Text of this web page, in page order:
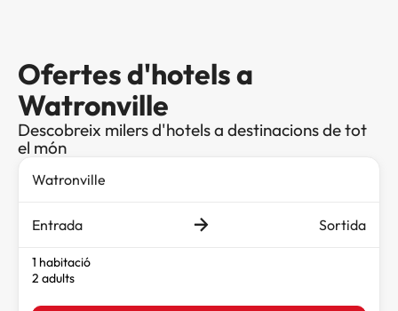
Ofertes d'hotels a
Watronville
Descobreix milers d'hotels a destinacions de tot
el món
Entrada Sortida
1 habitació
2 adults